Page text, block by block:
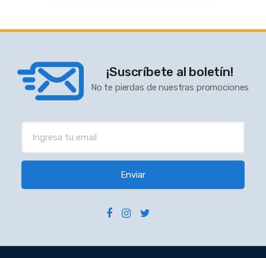
¡Suscríbete al boletín!
No te pierdas de nuestras promociones
Enviar